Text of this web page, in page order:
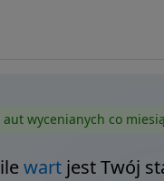
aut wycenianych co
wartjest Twój